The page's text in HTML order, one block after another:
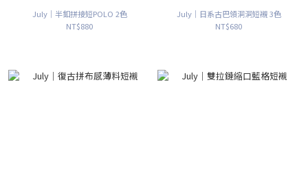
July｜半釦拼接短POLO 2色
NT$880
July｜日系古巴領洞洞短襯 3色
NT$680